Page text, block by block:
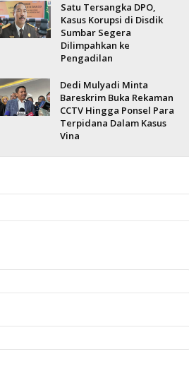
Satu Tersangka DPO,
Kasus Korupsi di Disdik
Sumbar Segera
Dilimpahkan ke
Pengadilan
Dedi Mulyadi Minta
Bareskrim Buka Rekaman
CCTV Hingga Ponsel Para
Terpidana Dalam Kasus
Vina